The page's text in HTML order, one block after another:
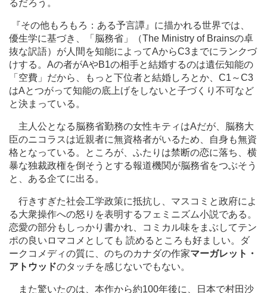
るだろう。
『その他もろもろ：ある予言譚』に描かれる世界では、
優生学に基づき、「脳務省」（The Ministry of Brainsの卓
抜な訳語）が人間を知能によってAからC3までにランクづ
けする。Aの者がAやB1の相手と結婚するのは遺伝知能の
「空費」だから、もっと下位者と結婚しろとか、C1～C3
はAとつがって知能の底上げをしないと子づくり不可など
と決まっている。
主人公となる脳務省勤務の女性キティはAだが、脳務大
臣のニコラスは近親者に無資格者がいるため、自身も無資
格となっている。ところが、ふたりは禁断の恋に落ち、横
暴な独裁政権を倒そうとする報道機関が脳務省をつぶそう
と、ある企てに出る。
行きすぎた社会工学政策に抵抗し、マスコミと政府によ
る大衆操作への怒りを表明するフェミニズム小説である。
恋愛の部分もしっかり書かれ、コミカル味をまぶしてテン
ポの良いロマコメとしても 読めるところも好ましい。ダ
ークコメディの質に、のちのカナダの作家マーガレット・
アトウッドのタッチを感じないでもない。
また驚いたのは、本作から約100年後に、日本で村田沙